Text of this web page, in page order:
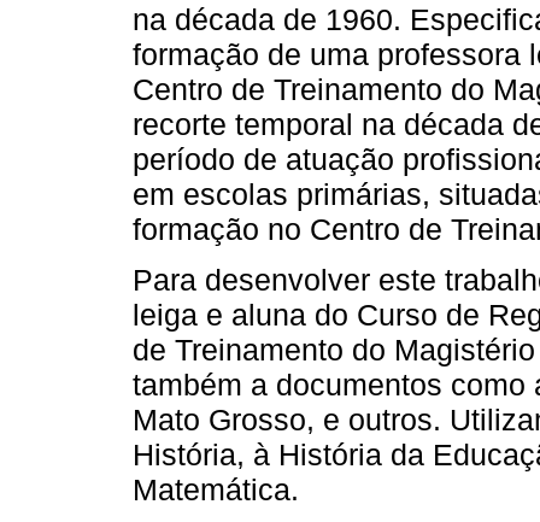
na década de 1960.
formação de uma professora
Centro de Treinamento do
recorte temporal na década
período de atuação
em escolas primárias,
formação no Centro de
Para desenvolver este
leiga e aluna do Curso de
de Treinamento do
também a documentos
Mato Grosso, e outros.
História, à História da
Matemática.